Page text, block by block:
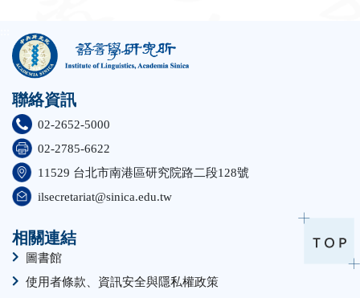
聯絡資訊
02-2652-5000
02-2785-6622
11529 台北市南港區研究院路二段128號
ilsecretariat@sinica.edu.tw
相關連結
圖書館
使用者條款、資訊安全與隱私權政策